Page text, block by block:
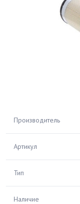
Производитель
Артикул
Тип
Наличие